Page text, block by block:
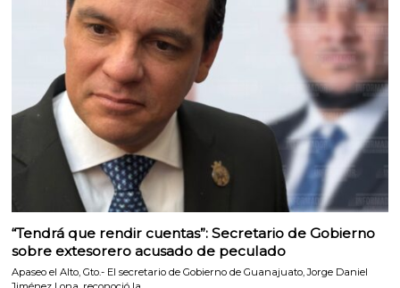
“Tendrá que rendir cuentas”: Secretario de Gobierno
sobre extesorero acusado de peculado
Apaseo el Alto, Gto.- El secretario de Gobierno de Guanajuato, Jorge Daniel